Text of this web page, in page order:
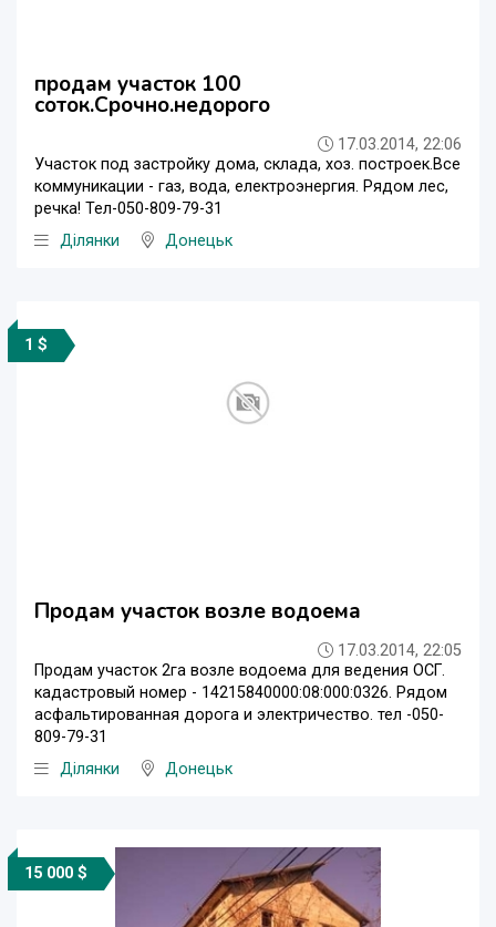
продам участок 100
соток.Срочно.недорого
17.03.2014, 22:06
Участок под застройку дома, склада, хоз. построек.Все
коммуникации - газ, вода, електроэнергия. Рядом лес,
речка! Тел-050-809-79-31
Ділянки
Донецьк
1 $
Продам участок возле водоема
17.03.2014, 22:05
Продам участок 2га возле водоема для ведения ОСГ.
кадастровый номер - 14215840000:08:000:0326. Рядом
асфальтированная дорога и электричество. тел -050-
809-79-31
Ділянки
Донецьк
15 000 $